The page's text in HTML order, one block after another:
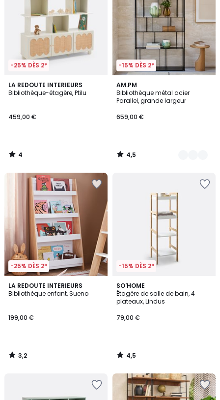
-25% DÈS 2*
LA REDOUTE INTERIEURS
Bibliothèque-étagère, Ptilu
459,00 €
4
/
4
/
-15% DÈS 2*
AM.PM
Bibliothèque métal acier
Parallel, grande largeur
659,00 €
4,5
/ 5
2
Couleurs
4,5
/
-25% DÈS 2*
LA REDOUTE INTERIEURS
Bibliothèque enfant, Sueno
199,00 €
3,2
/ 5
3,2
/
-15% DÈS 2*
SO'HOME
Étagère de salle de bain, 4
plateaux, Lindus
79,00 €
4,5
/ 5
4,5
/